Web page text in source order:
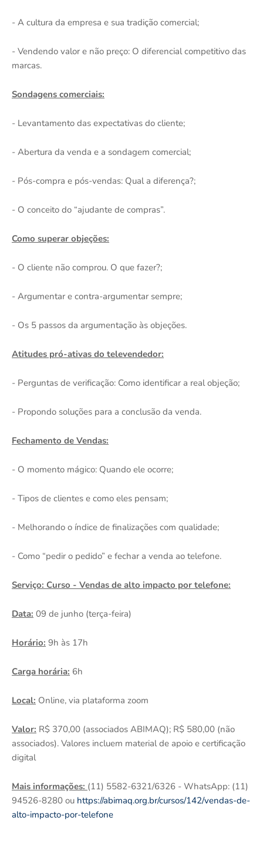
- A cultura da empresa e sua tradição comercial;
- Vendendo valor e não preço: O diferencial competitivo das
marcas.
Sondagens comerciais:
- Levantamento das expectativas do cliente;
- Abertura da venda e a sondagem comercial;
- Pós-compra e pós-vendas: Qual a diferença?;
- O conceito do “ajudante de compras”.
Como superar objeções:
- O cliente não comprou. O que fazer?;
- Argumentar e contra-argumentar sempre;
- Os 5 passos da argumentação às objeções.
Atitudes pró-ativas do televendedor:
- Perguntas de verificação: Como identificar a real objeção;
- Propondo soluções para a conclusão da venda.
Fechamento de Vendas:
- O momento mágico: Quando ele ocorre;
- Tipos de clientes e como eles pensam;
- Melhorando o índice de finalizações com qualidade;
- Como “pedir o pedido” e fechar a venda ao telefone.
Serviço: Curso - Vendas de alto impacto por telefone:
Data: 09 de junho (terça-feira)
Horário: 9h às 17h
Carga horária: 6h
Local: Online, via plataforma zoom
Valor: R$ 370,00 (associados ABIMAQ); R$ 580,00 (não
associados). Valores incluem material de apoio e certificação
digital
Mais informações: (11) 5582-6321/6326 - WhatsApp: (11)
94526-8280 ou https://abimaq.org.br/cursos/142/vendas-de-
alto-impacto-por-telefone